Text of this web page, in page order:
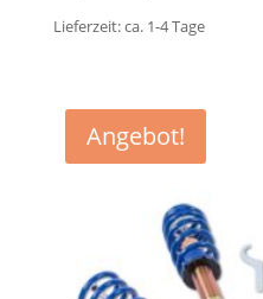
ist:
Lieferzeit:ca. 1-4Tage
Angebot!